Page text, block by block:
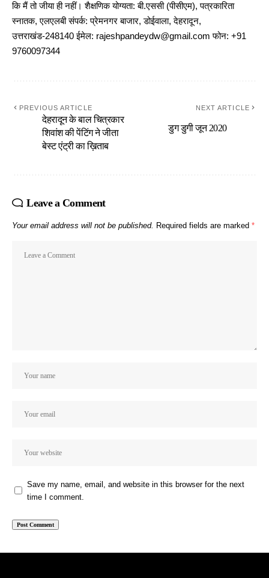
कि मैं तो जीया ही नहीं। शैक्षणिक योग्यता: बी.एससी (पीसीएम), पत्रकारिता
स्नातक, एलएलबी संपर्क: प्रेमनगर बाजार, डोईवाला, देहरादून,
उत्तराखंड-248140 ईमेल: rajeshpandeydw@gmail.com फोन: +91
9760097344
PREVIOUS ARTICLE
देहरादून के बाल चित्रकार
शिवांश की पेंटिंग ने जीता
बेस्ट एंट्री का ख़िताब
NEXT ARTICLE
डुग डुगी जून 2020
Leave a Comment
Your email address will not be published. Required fields are marked *
Save my name, email, and website in this browser for the next
time I comment.